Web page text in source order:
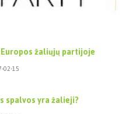
žaliųjų partijoje
02-15
spalvos yra žalieji?